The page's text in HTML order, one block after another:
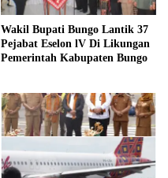
Wakil Bupati Bungo Lantik 37
Pejabat Eselon lV Di Likungan
Pemerintah Kabupaten Bungo